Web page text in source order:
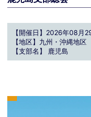
【開催日】2026年08月
【地区】九州・沖縄地区
【支部名】 鹿児島